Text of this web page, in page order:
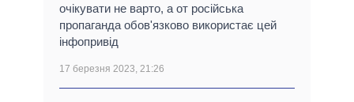
очікувати не варто, а от російська
пропаганда обов'язково використає цей
інфопривід
17 березня 2023, 21:26